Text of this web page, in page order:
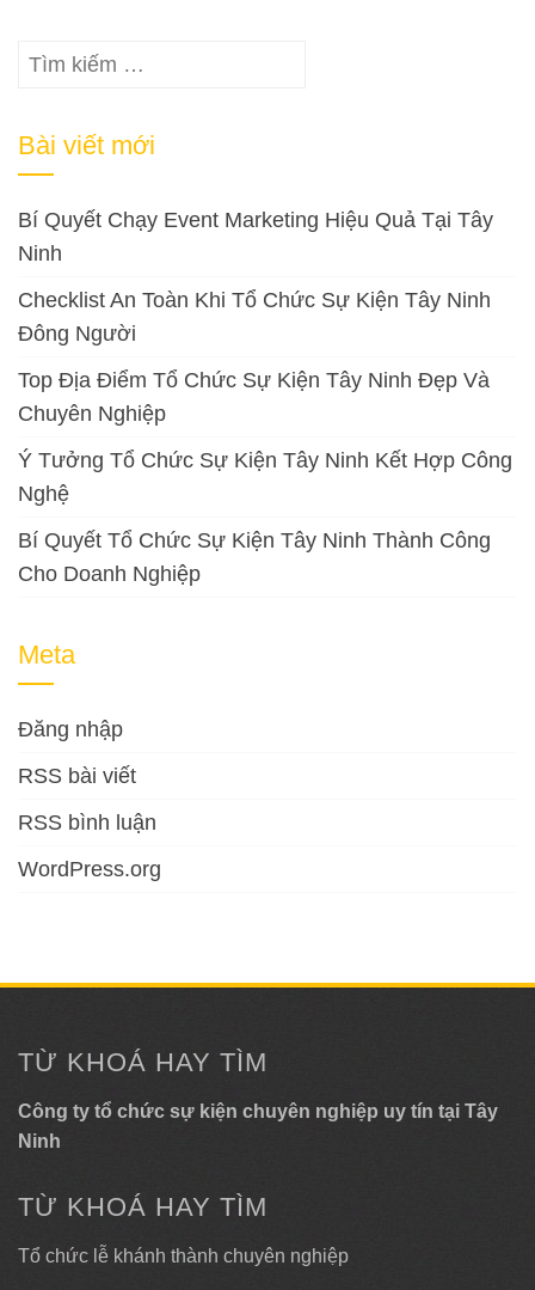
Tìm
Bài viết mới
Bí Quyết Chạy Event Marketing Hiệu Quả Tại Tây
Ninh
Checklist An Toàn Khi Tổ Chức Sự Kiện Tây Ninh
Đông Người
Top Địa Điểm Tổ Chức Sự Kiện Tây Ninh Đẹp Và
Chuyên Nghiệp
Ý Tưởng Tổ Chức Sự Kiện Tây Ninh Kết Hợp Công
Nghệ
Bí Quyết Tổ Chức Sự Kiện Tây Ninh Thành Công
Cho Doanh Nghiệp
Meta
Đăng nhập
RSS bài viết
RSS bình luận
WordPress.org
TỪ KHOÁ HAY TÌM
Công ty tổ chức sự kiện chuyên nghiệp uy tín tại Tây
Ninh
TỪ KHOÁ HAY TÌM
Tổ chức lễ khánh thành chuyên nghiệp